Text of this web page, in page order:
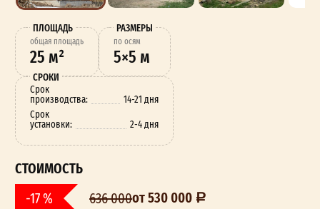
ПЛОЩАДЬ
oбщая площадь
25 м²
РАЗМЕРЫ
по осям
5×5 м
СРОКИ
Срок
производства:
14-21 дня
Срок
установки: 2-4 дня
СТОИМОСТЬ
-17 % 636 000от 530 000